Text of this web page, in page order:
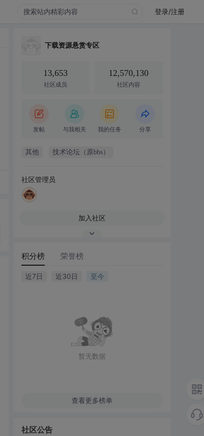
登录/注册
下载资源悬赏专区
13,653
社区成员
12,570,130
社区内容
发帖 与我相关 我的任务 分享
其他 技术论坛（原bbs）
社区管理员
加入社区
积分榜 荣誉榜
近7日 近30日 至今
暂无数据
查看更多榜单
社区公告